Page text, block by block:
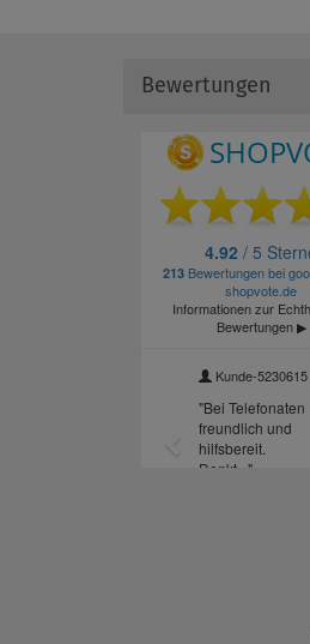
Bewertungen